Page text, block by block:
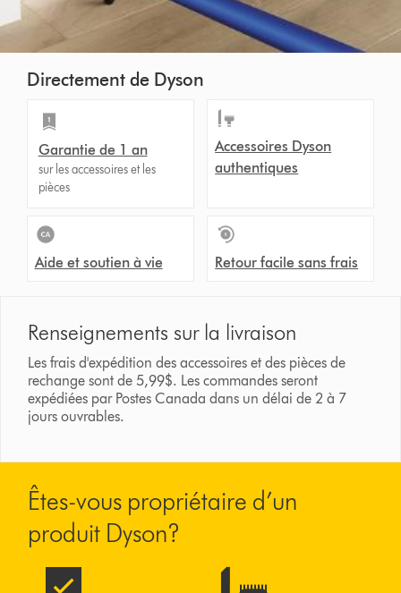
Directement de Dyson
Garantie de 1 an
sur les accessoires et les
pièces
Accessoires Dyson
authentiques
Aide et soutien à vie Retour facile sans frais
Renseignements sur la livraison
Les frais d'expédition des accessoires et des pièces de
rechange sont de 5,99$. Les commandes seront
expédiées par Postes Canada dans un délai de 2 à 7
jours ouvrables.
Êtes-vous propriétaire d’un
produit Dyson?